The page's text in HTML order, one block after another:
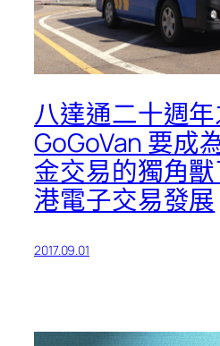
八達通二十週
GoGoVan 要成
金交易的獨角
港電子交易發展
2017.09.01